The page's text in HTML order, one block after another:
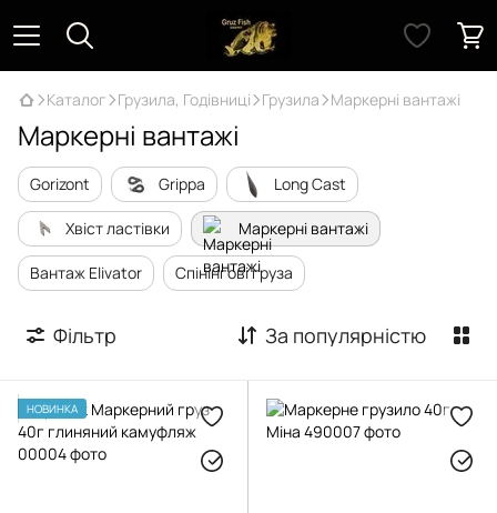
Каталог Грузила, Годівниці Грузила Маркерні вантажі
Маркерні вантажі
Gorizont Grippa Long Cast
Хвіст ластівки Маркерні вантажі
Вантаж Elivator Спінінгові груза
Фільтр За популярністю
НОВИНКА